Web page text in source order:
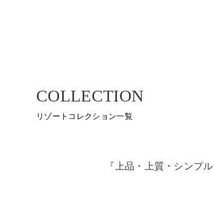
COLLECTION
リゾートコレクション一覧
『上品・上質・シンプ